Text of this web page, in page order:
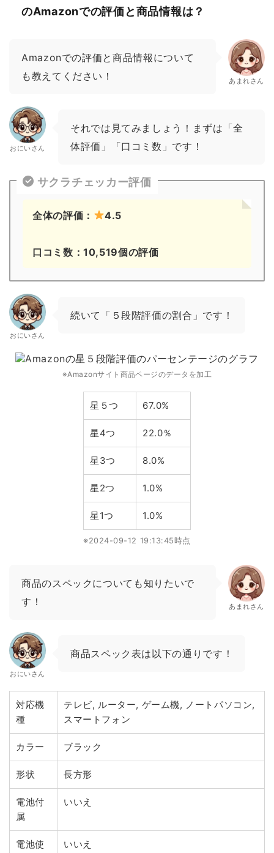
のAmazonでの評価と商品情報は？
Amazonでの評価と商品情報について
も教えてください！
あまれさん
おにいさん
それでは見てみましょう！まずは「全
体評価」「口コミ数」です！
サクラチェッカー評価
全体の評価： 4.5
口コミ数：10,519個の評価
おにいさん
続いて「５段階評価の割合」です！
※Amazonサイト商品ページのデータを加工
星５つ 67.0%
星4つ 22.0％
星3つ 8.0%
星2つ 1.0%
星1つ 1.0%
※2024-09-12 19:13:45時点
商品のスペックについても知りたいで
す！
あまれさん
おにいさん
商品スペック表は以下の通りです！
対応機
種
テレビ, ルーター, ゲーム機, ノートパソコン,
スマートフォン
カラー ブラック
形状 長方形
電池付
属
いいえ
電池使
いいえ